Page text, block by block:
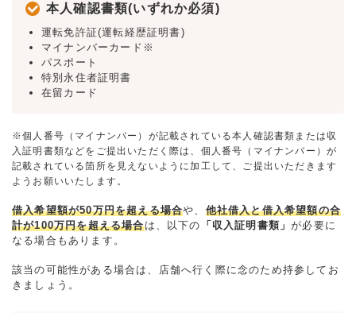
本人確認書類(いずれか必須)
運転免許証(運転経歴証明書)
マイナンバーカード※
パスポート
特別永住者証明書
在留カード
※個人番号（マイナンバー）が記載されている本人確認書類または収
入証明書類などをご提出いただく際は、個人番号（マイナンバー）が
記載されている箇所を見えないように加工して、ご提出いただきます
ようお願いいたします。
借入希望額が50万円を超える場合や、 他社借入と借入希望額の合
計が100万円を超える場合は、以下の 「収入証明書類」が必要に
なる場合もあります。
該当の可能性がある場合は、店舗へ行く際に念のため持参してお
きましょう。